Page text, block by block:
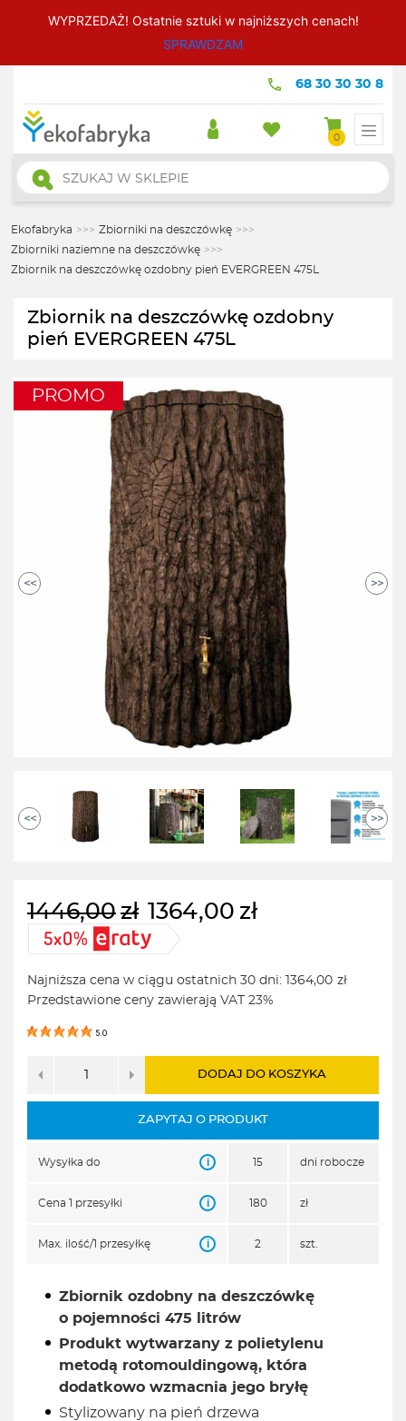
WYPRZEDAŻ! Ostatnie sztuki w najniższych cenach!
SPRAWDZAM
68 30 30 30 8
0
Wyszukiwarka
produktów
Ekofabryka >>> Zbiorniki na deszczówkę >>>
Zbiorniki naziemne na deszczówkę >>>
Zbiornik na deszczówkę ozdobny pień EVERGREEN 475L
Zbiornik na deszczówkę ozdobny
pień EVERGREEN 475L
PROMO
<< >>
<< >>
1446,00 zł
Pierwotna
cena
wynosiła:
1446,00zł.
1364,00 zł
Aktualna
cena
wynosi:
1364,00zł.
Najniższa cena w ciągu ostatnich 30 dni: 1364,00 zł
Przedstawione ceny zawierają VAT 23%
5.0
DODAJ DO KOSZYKA
ZAPYTAJ O PRODUKT
Wysyłka do i 15 dni robocze
Cena 1 przesyłki i 180 zł
Max. ilość/1 przesyłkę i 2 szt.
Zbiornik ozdobny na deszczówkę
o pojemności 475 litrów
Produkt wytwarzany z polietylenu
metodą rotomouldingową, która
dodatkowo wzmacnia jego bryłę
Stylizowany na pień drzewa